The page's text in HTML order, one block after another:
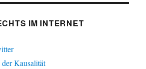
IM INTERNET
Kausalität